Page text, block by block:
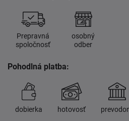
Prepravná
spoločnosť
osobný
odber
Pohodlná platba:
dobierka hotovosť